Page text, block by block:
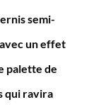
semi-
un effet
palette de
qui ravira